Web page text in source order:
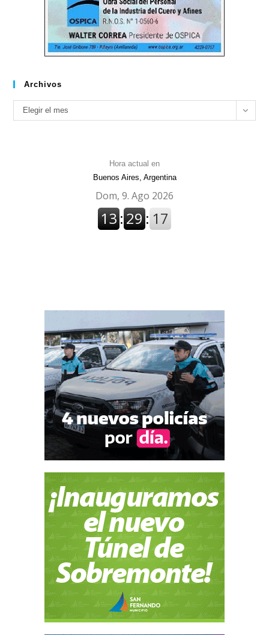
Archivos
Archivos
Elegir el mes
Hora actual en
Buenos Aires, Argentina